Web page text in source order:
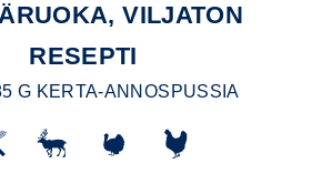
VILJATON
RESEPTI
G KERTA-ANNOSPUSSIA